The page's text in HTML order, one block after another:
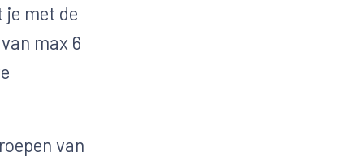
met de
max 6
van